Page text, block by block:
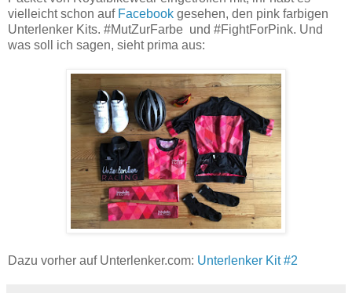
vielleicht schon auf Facebook gesehen, den pink farbigen
Unterlenker Kits. #MutZurFarbe und #FightForPink. Und
was soll ich sagen, sieht prima aus:
Dazu vorher auf Unterlenker.com: Unterlenker Kit #2